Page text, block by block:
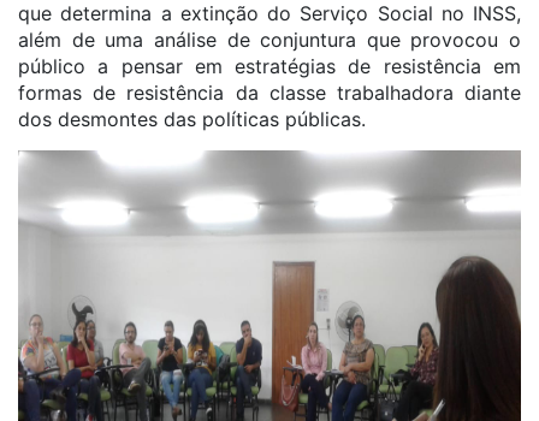
que determina a extinção do Serviço Social no INSS,
além de uma análise de conjuntura que provocou o
público a pensar em estratégias de resistência em
formas de resistência da classe trabalhadora diante
dos desmontes das políticas públicas.